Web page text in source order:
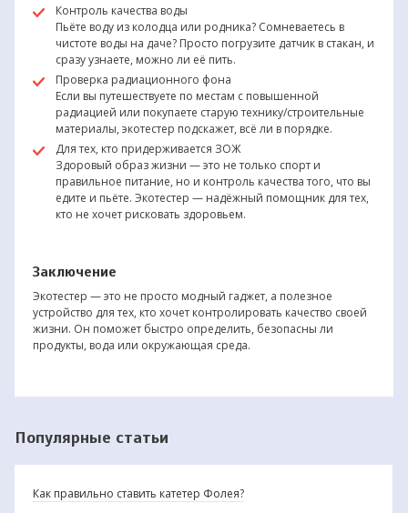
Контроль качества воды
Пьёте воду из колодца или родника? Сомневаетесь в
чистоте воды на даче? Просто погрузите датчик в стакан, и
сразу узнаете, можно ли её пить.
Проверка радиационного фона
Если вы путешествуете по местам с повышенной
радиацией или покупаете старую технику/строительные
материалы, экотестер подскажет, всё ли в порядке.
Для тех, кто придерживается ЗОЖ
Здоровый образ жизни — это не только спорт и
правильное питание, но и контроль качества того, что вы
едите и пьёте. Экотестер — надёжный помощник для тех,
кто не хочет рисковать здоровьем.
Заключение
Экотестер — это не просто модный гаджет, а полезное
устройство для тех, кто хочет контролировать качество своей
жизни. Он поможет быстро определить, безопасны ли
продукты, вода или окружающая среда.
Популярные статьи
Как правильно ставить катетер Фолея?